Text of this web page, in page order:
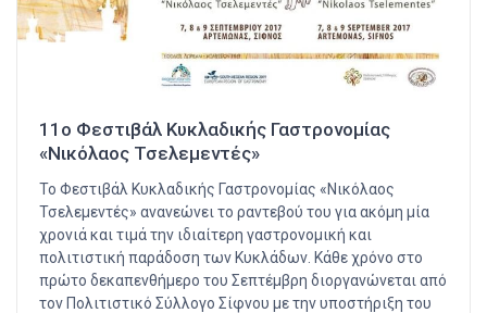
11ο Φεστιβάλ Κυκλαδικής Γαστρονομίας
«Νικόλαος Τσελεμεντές»
Το Φεστιβάλ Κυκλαδικής Γαστρονομίας «Νικόλαος
Τσελεμεντές» ανανεώνει το ραντεβού του για ακόμη μία
χρονιά και τιμά την ιδιαίτερη γαστρονομική και
πολιτιστική παράδοση των Κυκλάδων. Κάθε χρόνο στο
πρώτο δεκαπενθήμερο του Σεπτέμβρη διοργανώνεται από
τον Πολιτιστικό Σύλλογο Σίφνου με την υποστήριξη του